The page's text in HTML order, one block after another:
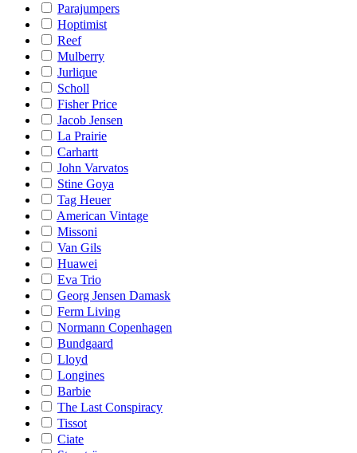
Parajumpers
Hoptimist
Reef
Mulberry
Jurlique
Scholl
Fisher Price
Jacob Jensen
La Prairie
Carhartt
John Varvatos
Stine Goya
Tag Heuer
American Vintage
Missoni
Van Gils
Huawei
Eva Trio
Georg Jensen Damask
Ferm Living
Normann Copenhagen
Bundgaard
Lloyd
Longines
Barbie
The Last Conspiracy
Tissot
Ciate